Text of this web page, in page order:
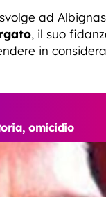
ad
, il suo
in
omicidio